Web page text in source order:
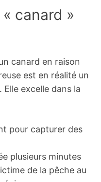
canard »
canard en raison
est en réalité un
Elle excelle dans la
pour capturer des
plusieurs minutes
de la pêche au